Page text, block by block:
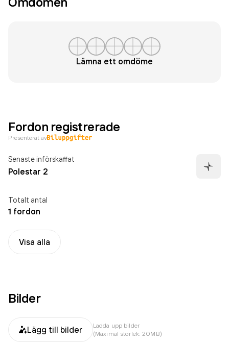
Lämna ett omdöme
Fordon registrerade
Presenterat av
Senaste införskaffat
Polestar 2
Totalt antal
1 fordon
Visa alla
Bilder
Lägg till bilder
Ladda upp bilder
(Maximal storlek: 20MB)